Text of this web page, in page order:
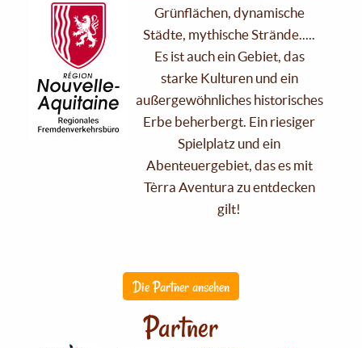
Grünflächen, dynamische
Städte, mythische Strände.....
Es ist auch ein Gebiet, das
starke Kulturen und ein
außergewöhnliches historisches
Erbe beherbergt. Ein riesiger
Spielplatz und ein
Abenteuergebiet, das es mit
Tèrra Aventura zu entdecken
gilt!
Die Partner ansehen
Partner